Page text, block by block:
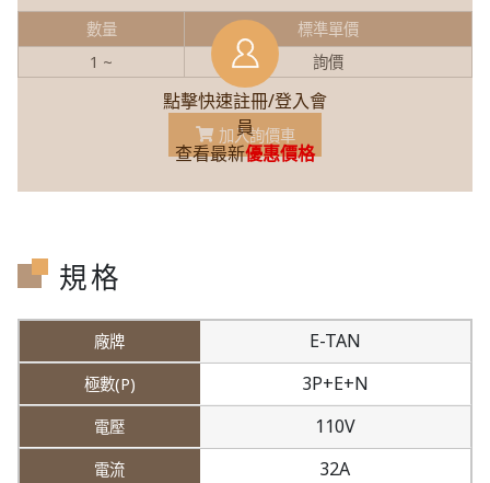
點擊快速註冊/登入會
員
查看最新優惠價格
數量
標準單價
1 ~
詢價
加入詢價車
規格
E-TAN
3P+E+N
110V
32A